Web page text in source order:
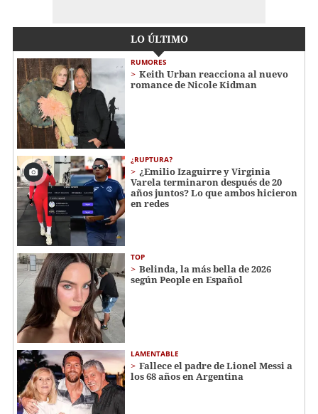
LO ÚLTIMO
RUMORES
Keith Urban reacciona al nuevo
romance de Nicole Kidman
¿RUPTURA?
¿Emilio Izaguirre y Virginia
Varela terminaron después de 20
años juntos? Lo que ambos hicieron
en redes
TOP
Belinda, la más bella de 2026
según People en Español
LAMENTABLE
Fallece el padre de Lionel Messi a
los 68 años en Argentina